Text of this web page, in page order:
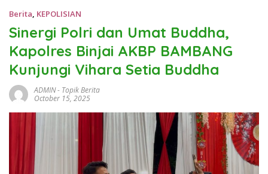
Berita, KEPOLISIAN
Sinergi Polri dan Umat Buddha,
Kapolres Binjai AKBP BAMBANG
Kunjungi Vihara Setia Buddha
ADMIN- Topik Berita
October 15, 2025